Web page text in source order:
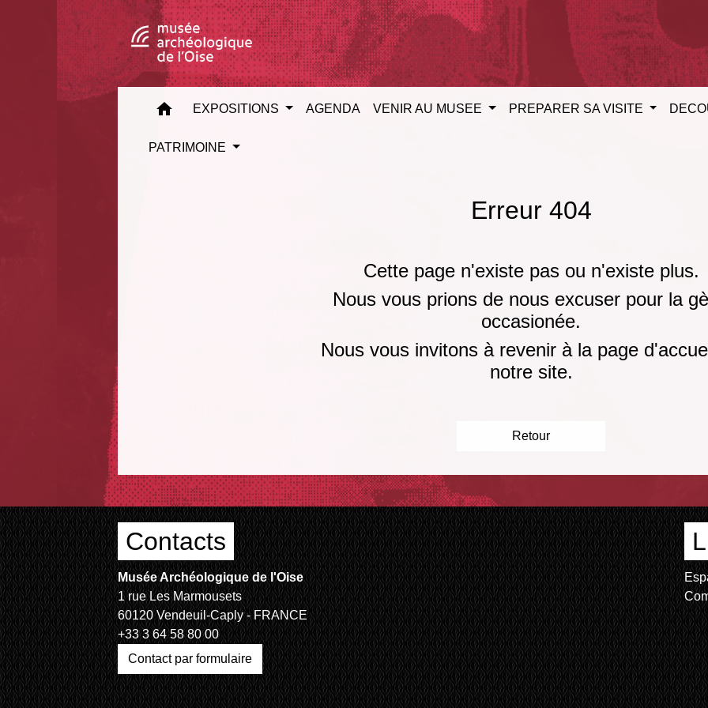
home EXPOSITIONS AGENDA VENIR AU MUSEE PREPARER SA VISITE
PATRIMOINE
Erreur 404
Cette page n'existe pas ou n'existe plus.
Nous vous prions de nous excuser pour la
occasionée.
Nous vous invitons à revenir à la page
notre site.
Retour
Contacts
Musée Archéologique de l'Oise
1 rue Les Marmousets
60120 Vendeuil-Caply - FRANCE
+33 3 64 58 80 00
Contact par formulaire